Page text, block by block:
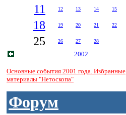
11 12 13 14 15
18 19 20 21 22
25 26 27 28
2002
Основные события 2001 года. Избранные
материалы "Нетоскопа"
Форум